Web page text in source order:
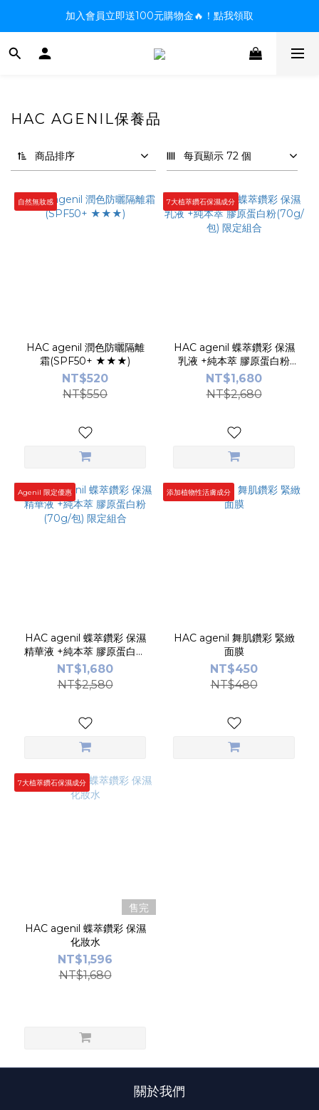
加入會員立即送100元購物金🔥！點我領取
HAC AGENIL保養品
商品排序 每頁顯示 72 個
自然無妝感
HAC agenil 潤色防曬隔離
霜(SPF50+ ★★★)
NT$520
NT$550
7大植萃鑽石保濕成分
HAC agenil 蝶萃鑽彩 保濕
乳液 +純本萃 膠原蛋白粉
(70g/包) 限定組合
NT$1,680
NT$2,680
Agenil 限定優惠
HAC agenil 蝶萃鑽彩 保濕
精華液 +純本萃 膠原蛋白粉
(70g/包) 限定組合
NT$1,680
NT$2,580
添加植物性活膚成分
HAC agenil 舞肌鑽彩 緊緻
面膜
NT$450
NT$480
7大植萃鑽石保濕成分
售完
HAC agenil 蝶萃鑽彩 保濕
化妝水
NT$1,596
NT$1,680
關於我們